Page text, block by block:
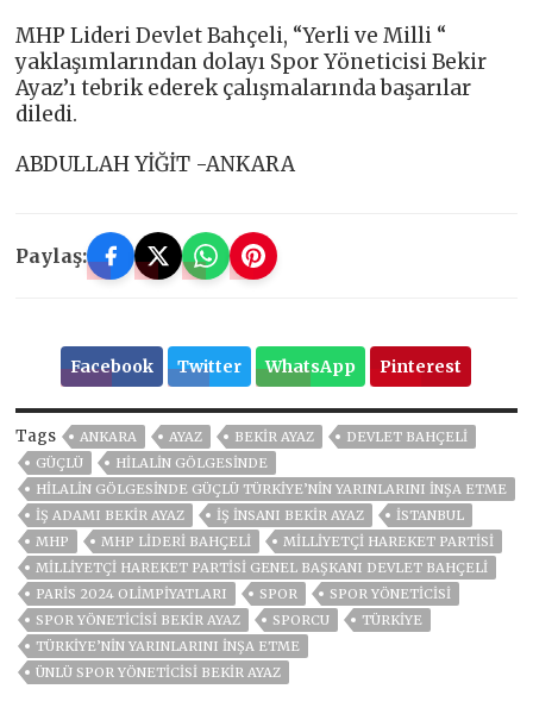
MHP Lideri Devlet Bahçeli, “Yerli ve Milli “
yaklaşımlarından dolayı Spor Yöneticisi Bekir
Ayaz’ı tebrik ederek çalışmalarında başarılar
diledi.
ABDULLAH YİĞİT -ANKARA
Paylaş:
Facebook Twitter WhatsApp Pinterest
Tags ANKARA AYAZ BEKİR AYAZ
DEVLET BAHÇELİ
GÜÇLÜ
HİLALİN GÖLGESİNDE
HİLALİN GÖLGESİNDE GÜÇLÜ TÜRKİYE’NİN YARINLARINI İNŞA ETME
IŞ ADAMI BEKIR AYAZ
IŞ INSANI BEKIR AYAZ
ISTANBUL
MHP
MHP LIDERI BAHÇELI
MILLIYETÇI HAREKET PARTISI
MILLIYETÇI HAREKET PARTISI GENEL BAŞKANI DEVLET BAHÇELİ
PARIS 2024 OLIMPIYATLARI
SPOR
SPOR YÖNETICISI
SPOR YÖNETICISI BEKIR AYAZ
SPORCU
TÜRKİYE
TÜRKİYE’NİN YARINLARINI İNŞA ETME
ÜNLÜ SPOR YÖNETICISI BEKIR AYAZ